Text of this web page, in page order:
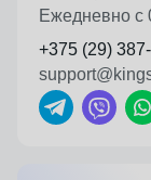
Ежедневно с
+375 (29)